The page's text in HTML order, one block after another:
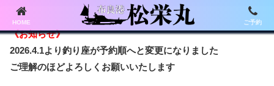
《お知らせ》
2026.4.1より釣り座が予約順へと変更になりました
ご理解のほどよろしくお願いいたします
HOME ご予約